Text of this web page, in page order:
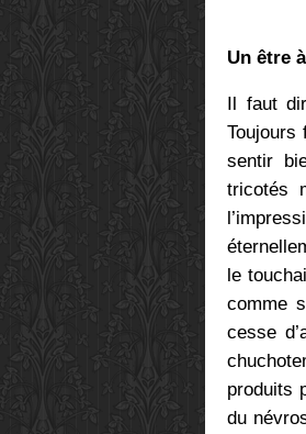
Un être
Il faut
sentir
tricotés
le
comme
cesse
produits
du